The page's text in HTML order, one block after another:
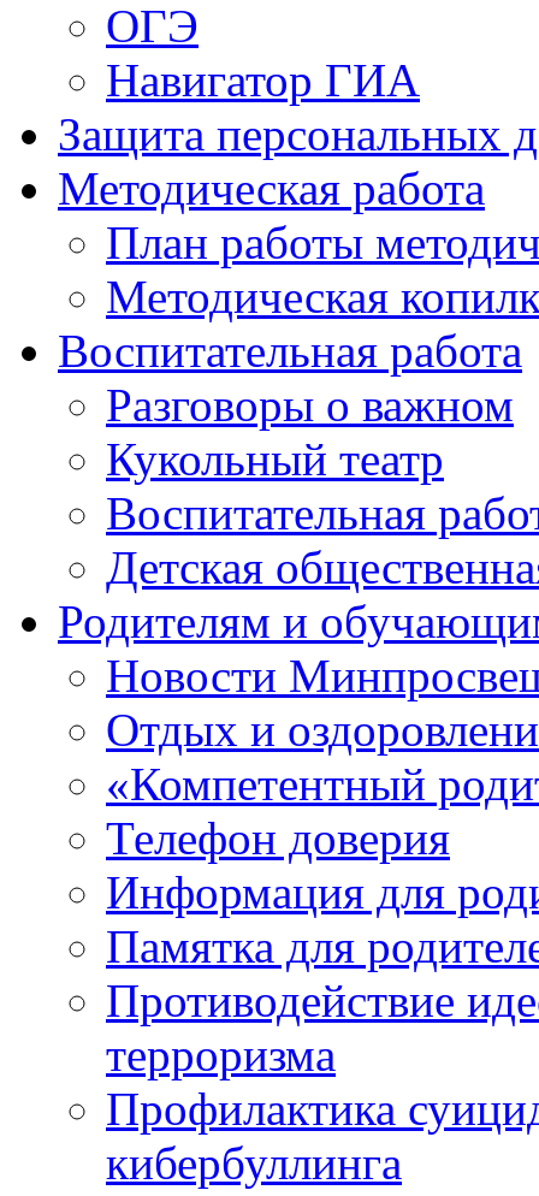
ОГЭ
Навигатор ГИА
Защита персональных
Методическая работа
План работы
Методическая
Воспитательная работа
Разговоры о важном
Кукольный театр
Воспитательная
Детская
Родителям и
Новости
Отдых и
«Компетентный
Телефон доверия
Информация для
Памятка для
Противодействие
терроризма
Профилактика
кибербуллинга